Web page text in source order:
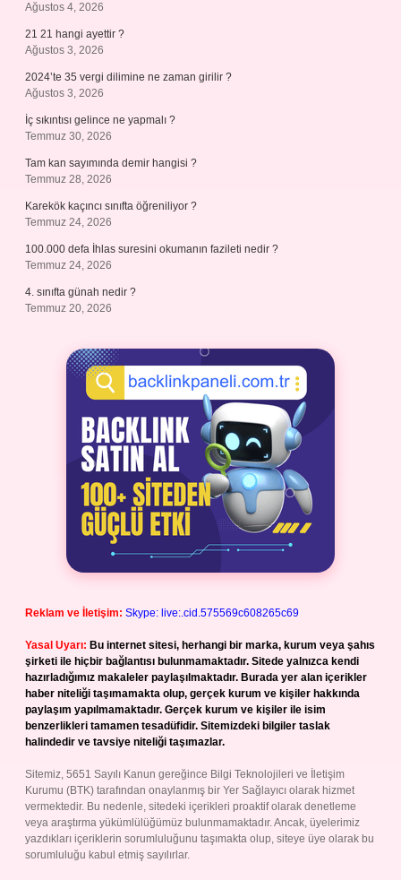
Ağustos 4, 2026
21 21 hangi ayettir ?
Ağustos 3, 2026
2024’te 35 vergi dilimine ne zaman girilir ?
Ağustos 3, 2026
İç sıkıntısı gelince ne yapmalı ?
Temmuz 30, 2026
Tam kan sayımında demir hangisi ?
Temmuz 28, 2026
Karekök kaçıncı sınıfta öğreniliyor ?
Temmuz 24, 2026
100.000 defa İhlas suresini okumanın fazileti nedir ?
Temmuz 24, 2026
4. sınıfta günah nedir ?
Temmuz 20, 2026
Reklam ve İletişim: Skype: live:.cid.575569c608265c69
Yasal Uyarı: Bu internet sitesi, herhangi bir marka, kurum veya şahıs
şirketi ile hiçbir bağlantısı bulunmamaktadır. Sitede yalnızca kendi
hazırladığımız makaleler paylaşılmaktadır. Burada yer alan içerikler
haber niteliği taşımamakta olup, gerçek kurum ve kişiler hakkında
paylaşım yapılmamaktadır. Gerçek kurum ve kişiler ile isim
benzerlikleri tamamen tesadüfidir. Sitemizdeki bilgiler taslak
halindedir ve tavsiye niteliği taşımazlar.
Sitemiz, 5651 Sayılı Kanun gereğince Bilgi Teknolojileri ve İletişim
Kurumu (BTK) tarafından onaylanmış bir Yer Sağlayıcı olarak hizmet
vermektedir. Bu nedenle, sitedeki içerikleri proaktif olarak denetleme
veya araştırma yükümlülüğümüz bulunmamaktadır. Ancak, üyelerimiz
yazdıkları içeriklerin sorumluluğunu taşımakta olup, siteye üye olarak bu
sorumluluğu kabul etmiş sayılırlar.